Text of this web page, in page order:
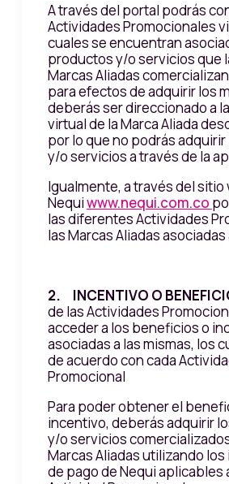
A través del portal podrás
Actividades Promocionales
cuales se encuentran
productos y/o servicios que
Marcas Aliadas
para efectos de adquirir los
deberás ser direccionado a
virtual de la Marca Aliada
por lo que no podrás
y/o servicios a través de la
Igualmente, a través del
Nequiwww.nequi.com.co
las diferentes Actividades
las Marcas Aliadas asociadas
2. INCENTIVO O
de las Actividades
acceder a los beneficios o
asociadas a las mismas, los
de acuerdo con cada
Promocional
Para poder obtener el
incentivo, deberás adquirir
y/o servicios
Marcas Aliadas utilizando
de pago de Nequi aplicables